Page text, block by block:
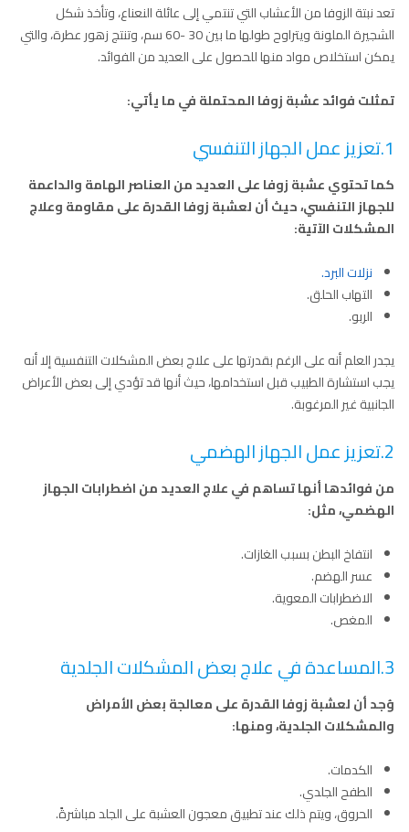
تعد نبتة الزوفا من الأعشاب التي تنتمي إلى عائلة النعناع، وتأخذ شكل
الشجيرة الملونة ويتراوح طولها ما بين 30 -60 سم، وتنتج زهور عطرة، والتي
يمكن استخلاص مواد منها للحصول على العديد من الفوائد.
تمثلت فوائد عشبة زوفا المحتملة في ما يأتي:
1.تعزيز عمل الجهاز التنفسي
كما تحتوي عشبة زوفا على العديد من العناصر الهامة والداعمة
للجهاز التنفسي، حيث أن لعشبة زوفا القدرة على مقاومة وعلاج
المشكلات الآتية:
نزلات البرد.
التهاب الحلق.
الربو.
يجدر العلم أنه على الرغم بقدرتها على علاج بعض المشكلات التنفسية إلا أنه
يجب استشارة الطبيب قبل استخدامها، حيث أنها قد تؤدي إلى بعض الأعراض
الجانبية غير المرغوبة.
2.تعزيز عمل الجهاز الهضمي
من فوائدها أنها تساهم في علاج العديد من اضطرابات الجهاز
الهضمي، مثل:
انتفاخ البطن بسبب الغازات.
عسر الهضم.
الاضطرابات المعوية.
المغص.
3.المساعدة في علاج بعض المشكلات الجلدية
وُجد أن لعشبة زوفا القدرة على معالجة بعض الأمراض
والمشكلات الجلدية، ومنها:
الكدمات.
الطفح الجلدي.
الحروق، ويتم ذلك عند تطبيق معجون العشبة على الجلد مباشرةً.